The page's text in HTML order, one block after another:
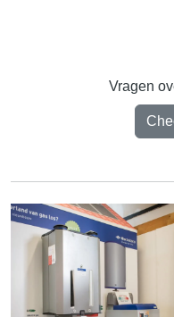
Vragen